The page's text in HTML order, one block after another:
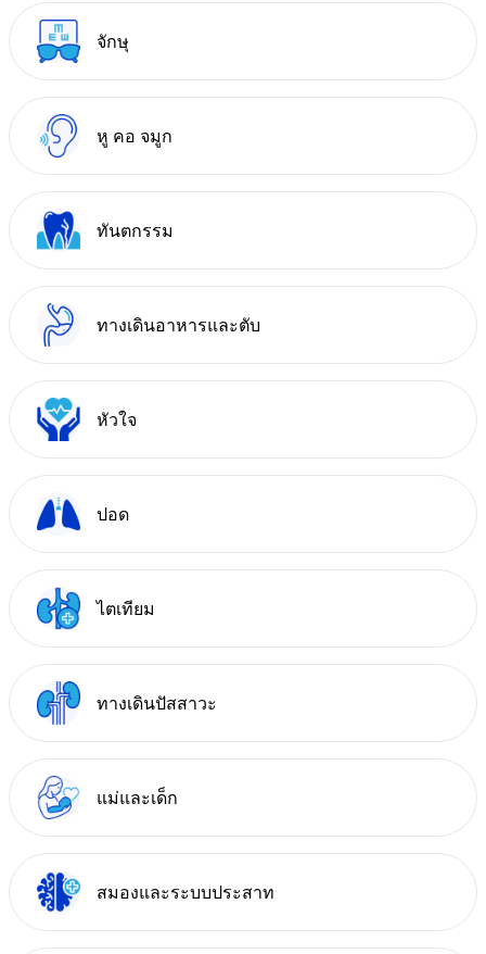
จักษุ
หู คอ จมูก
ทันตกรรม
ทางเดินอาหารและตับ
หัวใจ
ปอด
ไตเทียม
ทางเดินปัสสาวะ
แม่และเด็ก
สมองและระบบประสาท